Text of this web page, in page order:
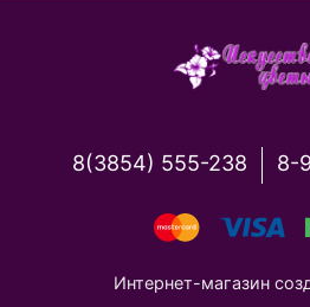
8(3854) 555-238 8-
Интернет-магазин